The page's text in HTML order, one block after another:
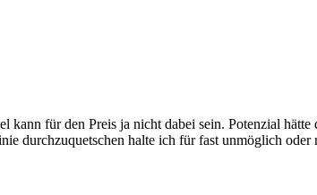
für den Preis ja nicht dabei sein. Potenzial hätte
durchzuquetschen halte ich für fast unmöglich oder